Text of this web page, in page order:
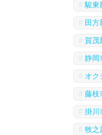
駿東
田方
賀茂
静岡
オク
藤枝
掛川
牧之